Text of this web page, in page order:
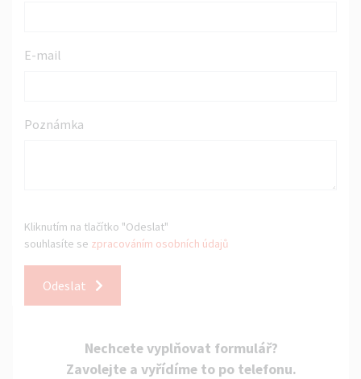
E-mail
Poznámka
Kliknutím na tlačítko "Odeslat"
souhlasíte se zpracováním osobních údajů
Odeslat
Nechcete vyplňovat formulář?
Zavolejte a vyřídíme to po telefonu.